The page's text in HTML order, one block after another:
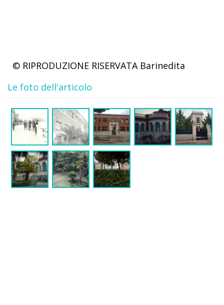
© RIPRODUZIONE RISERVATA Barinedita
Le foto dell'articolo